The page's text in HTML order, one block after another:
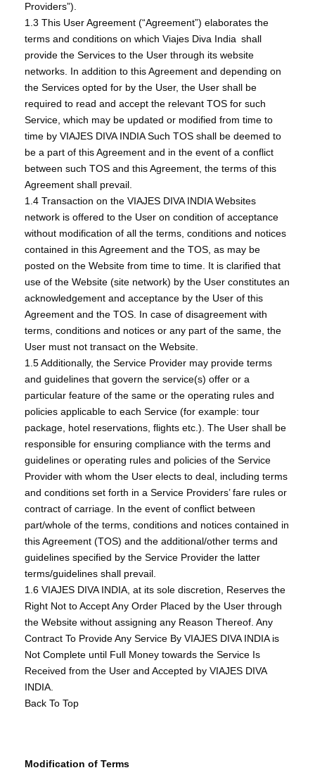
Providers”).
1.3 This User Agreement (“Agreement”) elaborates the
terms and conditions on which Viajes Diva India shall
provide the Services to the User through its website
networks. In addition to this Agreement and depending on
the Services opted for by the User, the User shall be
required to read and accept the relevant TOS for such
Service, which may be updated or modified from time to
time by VIAJES DIVA INDIA Such TOS shall be deemed to
be a part of this Agreement and in the event of a conflict
between such TOS and this Agreement, the terms of this
Agreement shall prevail.
1.4 Transaction on the VIAJES DIVA INDIA Websites
network is offered to the User on condition of acceptance
without modification of all the terms, conditions and notices
contained in this Agreement and the TOS, as may be
posted on the Website from time to time. It is clarified that
use of the Website (site network) by the User constitutes an
acknowledgement and acceptance by the User of this
Agreement and the TOS. In case of disagreement with
terms, conditions and notices or any part of the same, the
User must not transact on the Website.
1.5 Additionally, the Service Provider may provide terms
and guidelines that govern the service(s) offer or a
particular feature of the same or the operating rules and
policies applicable to each Service (for example: tour
package, hotel reservations, flights etc.). The User shall be
responsible for ensuring compliance with the terms and
guidelines or operating rules and policies of the Service
Provider with whom the User elects to deal, including terms
and conditions set forth in a Service Providers’ fare rules or
contract of carriage. In the event of conflict between
part/whole of the terms, conditions and notices contained in
this Agreement (TOS) and the additional/other terms and
guidelines specified by the Service Provider the latter
terms/guidelines shall prevail.
1.6 VIAJES DIVA INDIA, at its sole discretion, Reserves the
Right Not to Accept Any Order Placed by the User through
the Website without assigning any Reason Thereof. Any
Contract To Provide Any Service By VIAJES DIVA INDIA is
Not Complete until Full Money towards the Service Is
Received from the User and Accepted by VIAJES DIVA
INDIA.
Back To Top
Modification of Terms